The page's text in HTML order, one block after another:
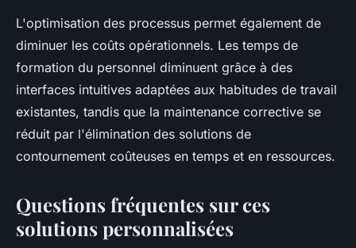
L'optimisation des processus permet également de
diminuer les coûts opérationnels. Les temps de
formation du personnel diminuent grâce à des
interfaces intuitives adaptées aux habitudes de travail
existantes, tandis que la maintenance corrective se
réduit par l'élimination des solutions de
contournement coûteuses en temps et en ressources.
Questions fréquentes sur ces
solutions personnalisées